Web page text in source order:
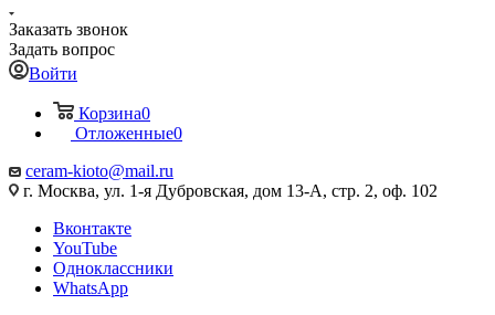
Заказать звонок
Задать вопрос
Войти
Корзина0
Отложенные0
ceram-kioto@mail.ru
г. Москва, ул. 1-я Дубровская, дом 13-А, стр. 2, оф. 102
Вконтакте
YouTube
Одноклассники
WhatsApp